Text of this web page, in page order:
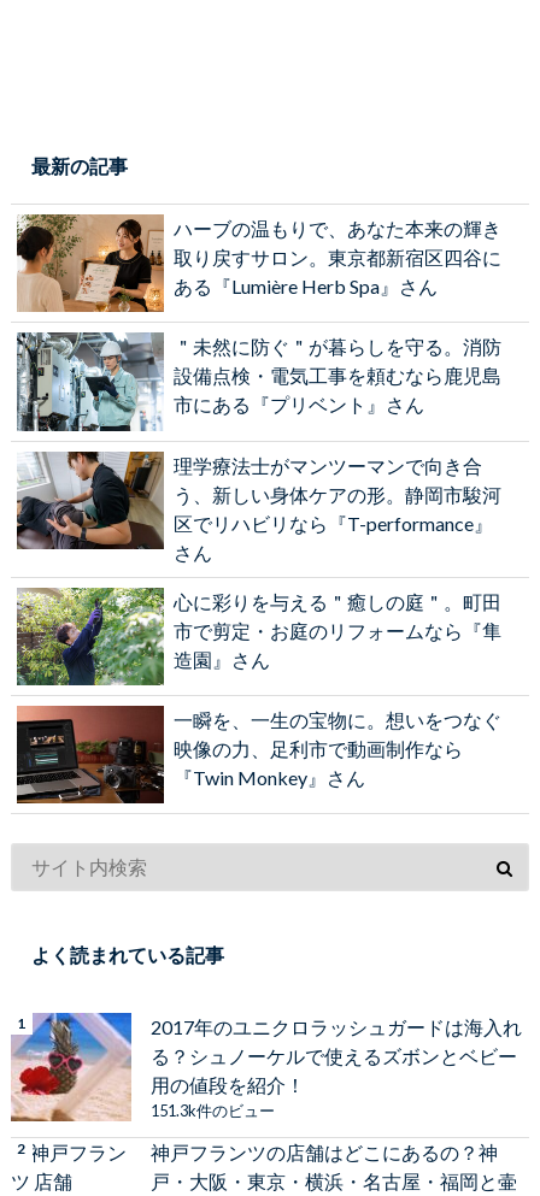
最新の記事
ハーブの温もりで、あなた本来の輝き
取り戻すサロン。東京都新宿区四谷に
ある『Lumière Herb Spa』さん
＂未然に防ぐ＂が暮らしを守る。消防
設備点検・電気工事を頼むなら鹿児島
市にある『プリベント』さん
理学療法士がマンツーマンで向き合
う、新しい身体ケアの形。静岡市駿河
区でリハビリなら『T-performance』
さん
心に彩りを与える＂癒しの庭＂。町田
市で剪定・お庭のリフォームなら『隼
造園』さん
一瞬を、一生の宝物に。想いをつなぐ
映像の力、足利市で動画制作なら
『Twin Monkey』さん
よく読まれている記事
2017年のユニクロラッシュガードは海入れ
る？シュノーケルで使えるズボンとベビー
用の値段を紹介！
151.3k件のビュー
神戸フランツの店舗はどこにあるの？神
戸・大阪・東京・横浜・名古屋・福岡と壷